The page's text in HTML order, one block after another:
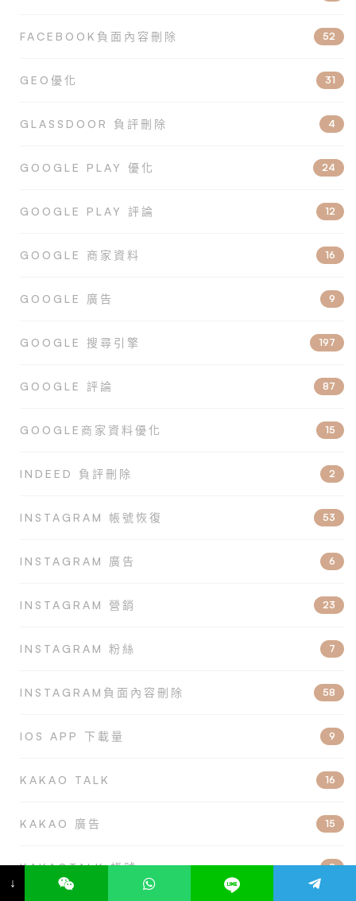
FACEBOOK負面內容刪除 52
GEO優化 31
GLASSDOOR 負評刪除 4
GOOGLE PLAY 優化 24
GOOGLE PLAY 評論 12
GOOGLE 商家資料 16
GOOGLE 廣告 9
GOOGLE 搜尋引擎 197
GOOGLE 評論 87
GOOGLE商家資料優化 15
INDEED 負評刪除 2
INSTAGRAM 帳號恢復 53
INSTAGRAM 廣告 6
INSTAGRAM 營銷 23
INSTAGRAM 粉絲 7
INSTAGRAM負面內容刪除 58
IOS APP 下載量 9
KAKAO TALK 16
KAKAO 廣告 15
KAKAOTALK 帳號 2
↓